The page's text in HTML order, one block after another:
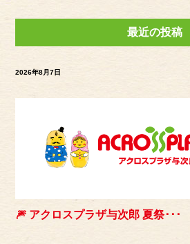
最近の投稿
2026年8月7日
🎆 アクロスプラザ与次郎 夏祭･･･